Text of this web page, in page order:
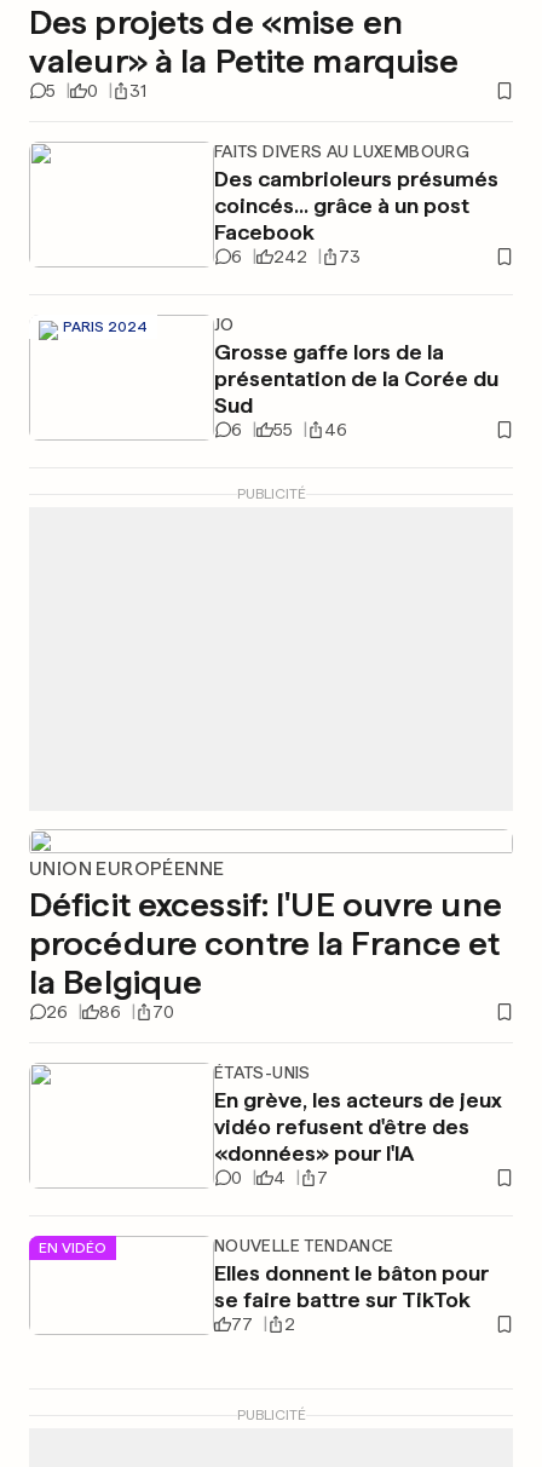
Des projets de «mise en
valeur» à la Petite marquise
5 0 31
FAITS DIVERS AU LUXEMBOURG
Des cambrioleurs présumés
coincés... grâce à un post
Facebook
6 242 73
PARIS 2024 JO
Grosse gaffe lors de la
présentation de la Corée du
Sud
6 55 46
PUBLICITÉ
UNION EUROPÉENNE
Déficit excessif: l'UE ouvre une
procédure contre la France et
la Belgique
26 86 70
ÉTATS-UNIS
En grève, les acteurs de jeux
vidéo refusent d'être des
«données» pour l'IA
0 4 7
EN VIDÉO NOUVELLE TENDANCE
Elles donnent le bâton pour
se faire battre sur TikTok
77 2
PUBLICITÉ